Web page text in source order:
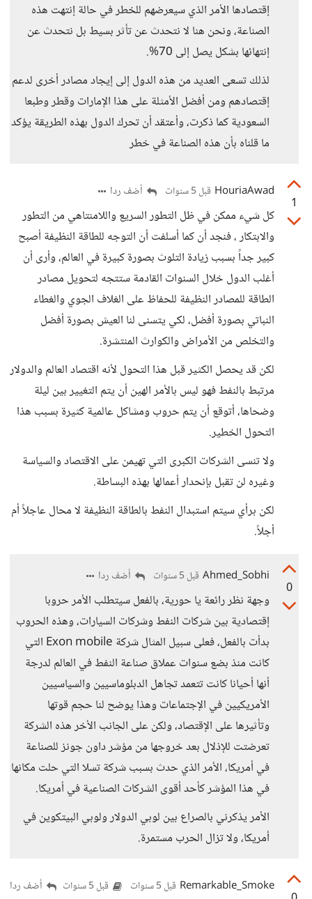
إقتصادها الأمر الذي سيعرضهم للخطر في حالة إنتهت هذه
الصناعة، ونحن هنا لا نتحدث عن تأثر بسيط بل نتحدث عن
إنتهائها بشكل يصل إلى 70%.
لذلك تسعى العديد من هذه الدول إلى إيجاد مصادر أخرى لدعم
إقتصادهم ومن أفضل الأمثلة على هذا الإمارات وقطر وطبعا
السعودية كما ذكرت، وأعتقد أن تحرك الدول بهذه الطريقة يؤكد
ما قلناه بأن هذه الصناعة في خطر
1
HouriaAwad قبل 5 سنوات أضف ردا
كل شيء ممكن في ظل التطور السريع واللامنتاهي من التطور
والابتكار ، فنجد أن كما أسلفت أن التوجه للطاقة النظيفة أصبح
كبير جداً بسبب زيادة التلوث بصورة كبيرة في العالم، وأرى أن
أغلب الدول خلال السنوات القادمة ستتجه لتحويل مصادر
الطاقة للمصادر النظيفة للحفاظ على الغلاف الجوي والغطاء
النباتي بصورة أفضل، لكي يتسنى لنا العيش بصورة أفضل
والتخلص من الأمراض والكوارث المنتشرة.
لكن قد يحصل الكثير قبل هذا التحول لأنه اقتصاد العالم والدولار
مرتبط بالنفط فهو ليس بالأمر الهين أن يتم التغيير بين ليلة
وضحاها، أتوقع أن يتم حروب ومشاكل عالمية كثيرة بسبب هذا
التحول الخطير.
ولا تنسى الشركات الكبرى التي تهيمن على الاقتصاد والسياسة
وغيره لن تقبل بإنحدار أعمالها بهذه البساطة.
لكن برأي سيتم استبدال النفط بالطاقة النظيفة لا محال عاجلاً أم
أجلاً.
0
Ahmed_Sobhi قبل 5 سنوات أضف ردا
وجهة نظر رائعة يا حورية، بالفعل سيتطلب الأمر حروبا
إقتصادية بين شركات النفط وشركات السيارات، وهذه الحروب
بدأت بالفعل، فعلى سبيل المثال شركة Exon mobile التي
كانت منذ بضع سنوات عملاق صناعة النفط في العالم لدرجة
أنها أحيانا كانت تتعمد تجاهل الدبلوماسيين والسياسيين
الأمريكيين في الإجتماعات وهذا يوضح لنا حجم قوتها
وتأثيرها على الإقتصاد، ولكن على الجانب الأخر هذه الشركة
تعرضتت للإذلال بعد خروجها من مؤشر داون جونز للصناعة
في أمريكا، الأمر الذي حدث بسبب شركة تسلا التي حلت مكانها
في هذا المؤشر كأحد أقوى الشركات الصناعية في أمريكا.
الأمر يذكرني بالصراع بين لوبي الدولار ولوبي البيتكوين في
أمريكا، ولا تزال الحرب مستمرة.
Remarkable_Smoke قبل 5 سنوات قبل 5 سنوات أضف ردا